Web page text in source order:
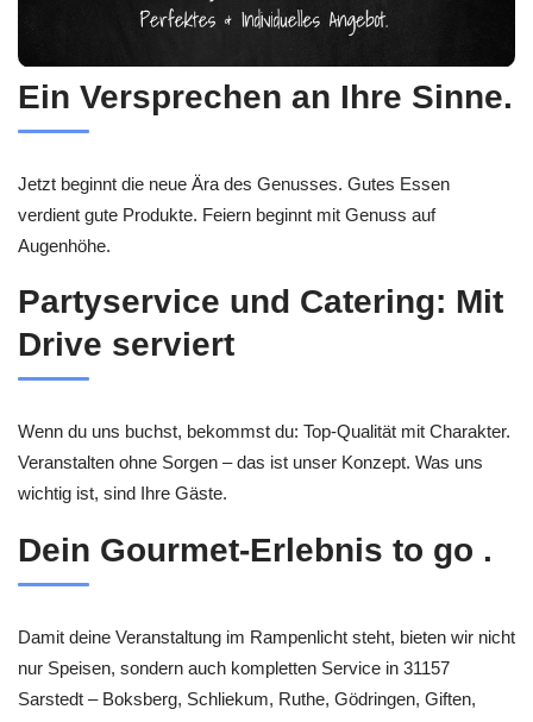
Ein Versprechen an Ihre Sinne.
Jetzt beginnt die neue Ära des Genusses. Gutes Essen
verdient gute Produkte. Feiern beginnt mit Genuss auf
Augenhöhe.
Partyservice und Catering: Mit
Drive serviert
Wenn du uns buchst, bekommst du: Top-Qualität mit Charakter.
Veranstalten ohne Sorgen – das ist unser Konzept. Was uns
wichtig ist, sind Ihre Gäste.
Dein Gourmet-Erlebnis to go .
Damit deine Veranstaltung im Rampenlicht steht, bieten wir nicht
nur Speisen, sondern auch kompletten Service in 31157
Sarstedt – Boksberg, Schliekum, Ruthe, Gödringen, Giften,